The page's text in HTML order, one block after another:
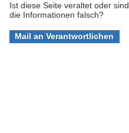
Ist diese Seite veraltet oder sind
die Informationen falsch?